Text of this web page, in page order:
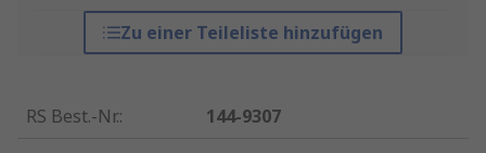
Zu einer Teileliste hinzufügen
RS Best.-Nr.:
144-9307